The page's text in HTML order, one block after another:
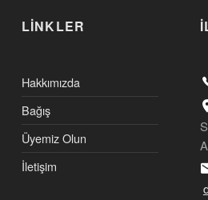
LİNKLER
Hakkımızda
Bağış
Üyemiz Olun
İletişim